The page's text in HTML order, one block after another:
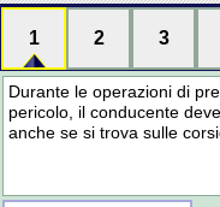
1 2 3
Durante le operazioni di
pericolo, il conducente
anche se si trova sulle